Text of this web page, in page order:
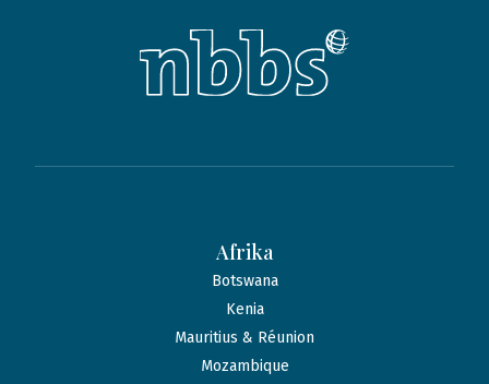
Afrika
Botswana
Kenia
Mauritius & Réunion
Mozambique